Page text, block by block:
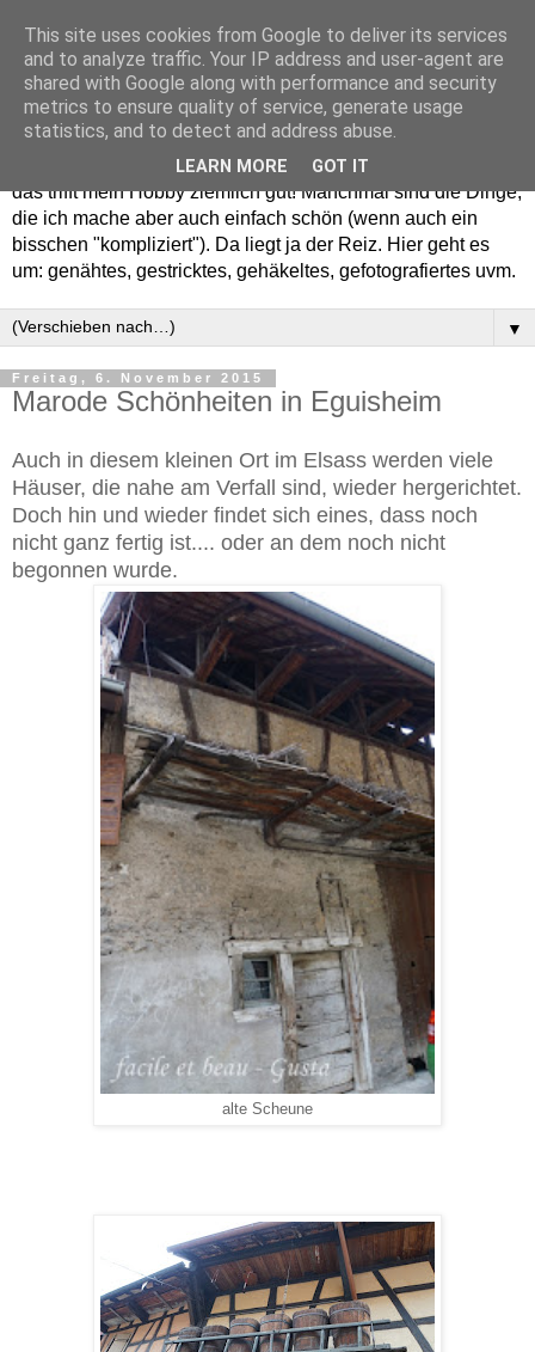
Willkommen in meinem "Wohnzimmer". Einfach und schön -
das trifft mein Hobby ziemlich gut! Manchmal sind die Dinge,
die ich mache aber auch einfach schön (wenn auch ein
bisschen "kompliziert"). Da liegt ja der Reiz. Hier geht es
um: genähtes, gestricktes, gehäkeltes, gefotografiertes uvm.
▼
Freitag, 6. November 2015
Marode Schönheiten in Eguisheim
Auch in diesem kleinen Ort im Elsass werden viele
Häuser, die nahe am Verfall sind, wieder hergerichtet.
Doch hin und wieder findet sich eines, dass noch
nicht ganz fertig ist.... oder an dem noch nicht
begonnen wurde.
alte Scheune
This site uses cookies from Google to deliver its services
and to analyze traffic. Your IP address and user-agent are
shared with Google along with performance and security
metrics to ensure quality of service, generate usage
statistics, and to detect and address abuse.
LEARN MORE GOT IT